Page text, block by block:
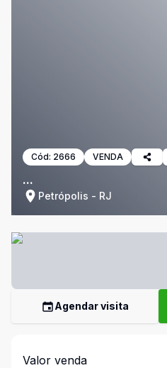
Cód: 2666 VENDA
...
Petrópolis - RJ
Agendar visita
Valor venda